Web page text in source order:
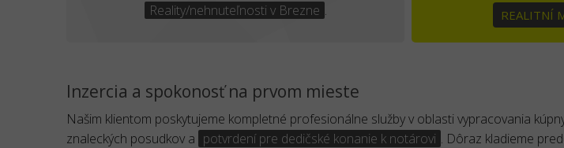
Reality/nehnuteľnosti v Brezne . REALITNÍ
Inzercia a spokonosť na prvom mieste
Našim klientom poskytujeme kompletné profesionálne služby v oblasti vypracovania
znaleckých posudkov a potvrdení pre dedičské konanie k notárovi . Dôraz kladieme